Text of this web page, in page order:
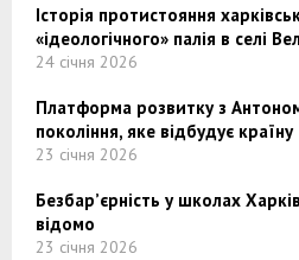
Історія протистояння
«ідеологічного» палія в селі
24 січня 2026
Платформа розвитку з
покоління, яке відбудує країну
23 січня 2026
Безбар’єрність у школах
відомо
23 січня 2026